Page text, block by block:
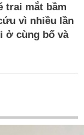
trai mắt bầm
vì nhiều lần
ở cùng bố và